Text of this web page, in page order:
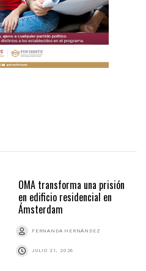
OMA transforma una prisión
en edificio residencial en
Ámsterdam
FERNANDA HERNÁNDEZ
JULIO 21, 2026